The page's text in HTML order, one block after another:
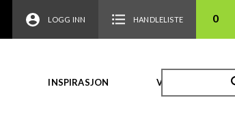
LOGG INN HANDLELISTE 0
INSPIRASJON VIDEO